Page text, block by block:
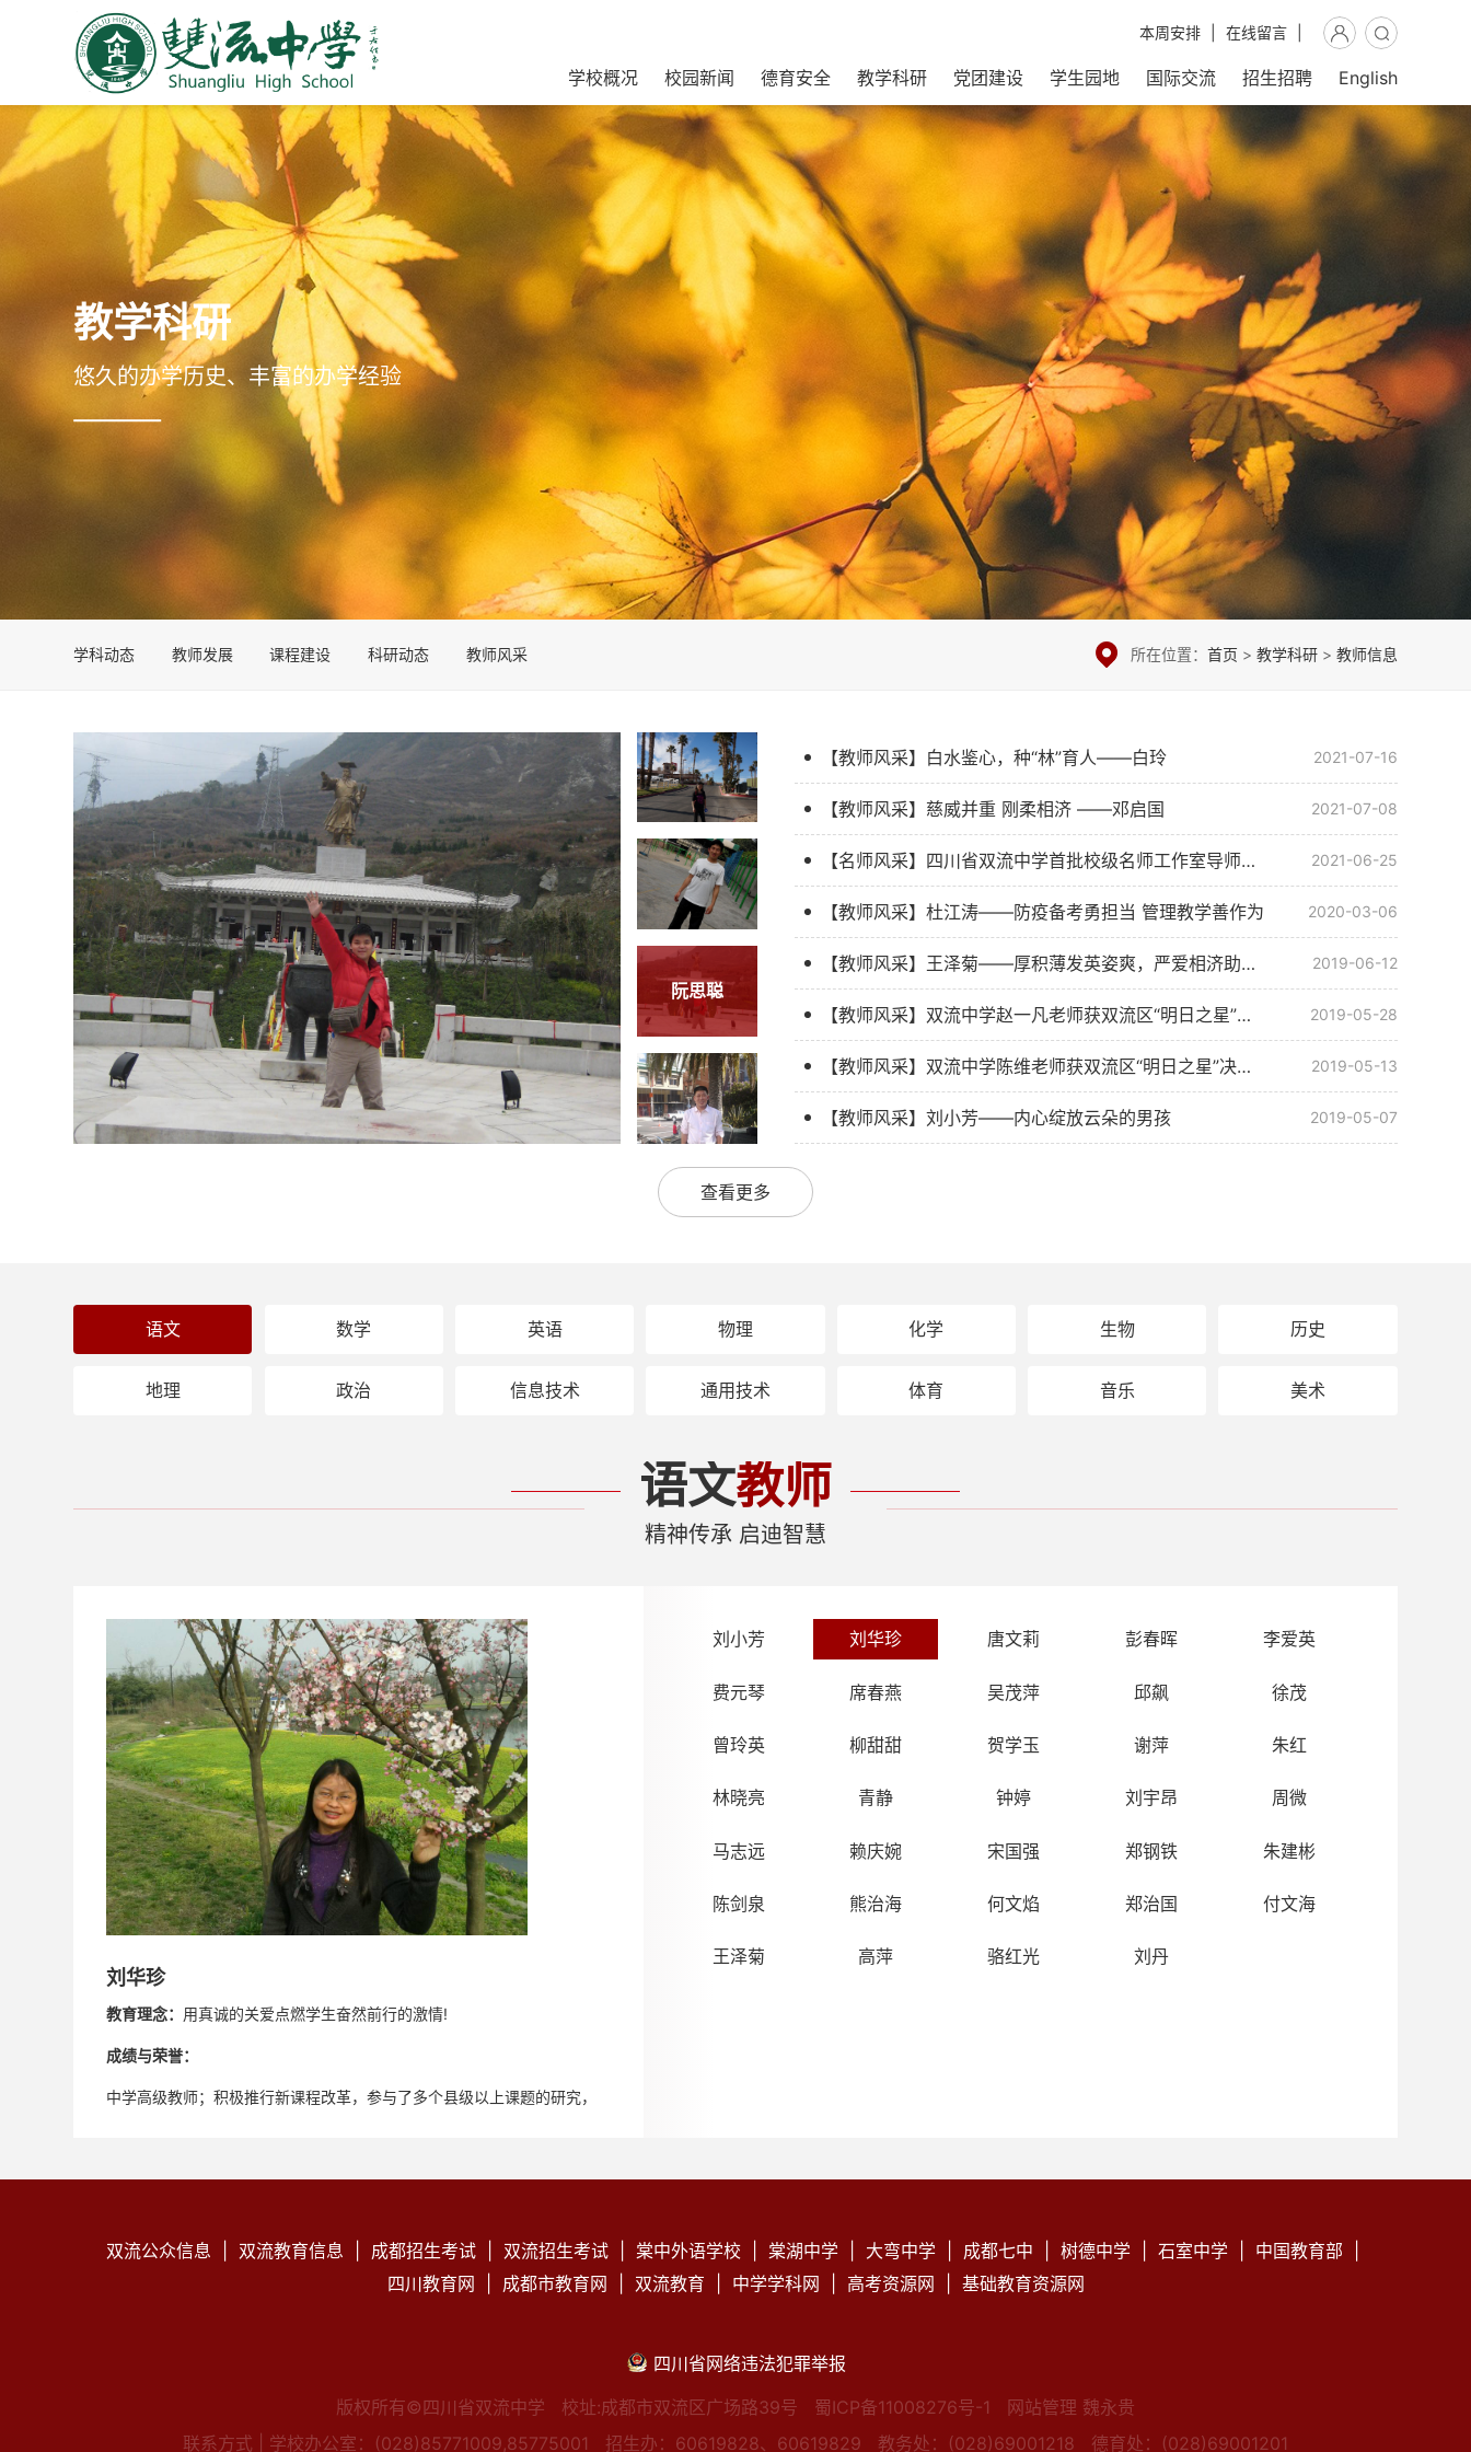
本周安排 在线留言
学校概况 校园新闻 德育安全 教学科研 党团建设 学生园地 国际交流 招生招聘 English
教学科研
悠久的办学历史、丰富的办学经验
学科动态 教师发展 课程建设 科研动态 教师风采 所在位置： 首页 > 教学科研> 教师信息
阮思聪
邓启国
【教师风采】白水鉴心，种“林”育人——白玲 2021-07-16
【教师风采】慈威并重 刚柔相济 ——邓启国 2021-07-08
【名师风采】四川省双流中学首批校级名师工作室导师风采 2021-06-25
【教师风采】杜江涛——防疫备考勇担当 管理教学善作为 2020-03-06
【教师风采】王泽菊——厚积薄发英姿爽，严爱相济助生翔 2019-06-12
【教师风采】双流中学赵一凡老师获双流区“明日之星”决赛数学组第一名 2019-05-28
【教师风采】双流中学陈维老师获双流区“明日之星”决赛生物组第一名 2019-05-13
【教师风采】刘小芳——内心绽放云朵的男孩 2019-05-07
【教师风采】李萍老师被评为双流区“四有好老师” 2019-01-03
【教师风采】牟娅：巧手来自大爱，快乐源于奉献
【教师风采】曹军才：用爱心浇灌爱心，用生命激励生命
2018-05-18
【教师风采】陈丽萍：请将微笑与希望带走
查看更多
语文 数学 英语 物理 化学 生物 历史
地理 政治 信息技术 通用技术 体育 音乐 美术
语文教师
精神传承 启迪智慧
刘华珍
教育理念： 用真诚的关爱点燃学生奋然前行的激情!
成绩与荣誉：
中学高级教师；积极推行新课程改革，参与了多个县级以上课题的研究，
刘小芳 刘华珍 唐文莉 彭春晖 李爱英
费元琴 席春燕 吴茂萍 邱飙 徐茂
曾玲英 柳甜甜 贺学玉 谢萍 朱红
林晓亮 青静 钟婷 刘宇昂 周微
马志远 赖庆婉 宋国强 郑钢铁 朱建彬
陈剑泉 熊治海 何文焰 郑治国 付文海
王泽菊 高萍 骆红光 刘丹
双流公众信息 双流教育信息 成都招生考试 双流招生考试 棠中外语学校 棠湖中学 大弯中学 成都七中 树德中学 石室中学 中国教育部
四川教育网
成都市教育网 双流教育 中学学科网 高考资源网 基础教育资源网
四川省网络违法犯罪举报
版权所有©四川省双流中学
校址:成都市双流区广场路39号 蜀ICP备11008276号-1
网站管理 魏永贵
联系方式 | 学校办公室：(028)85771009,85775001 招生办：60619828、60619829 教务处：(028)69001218 德育处：(028)69001201